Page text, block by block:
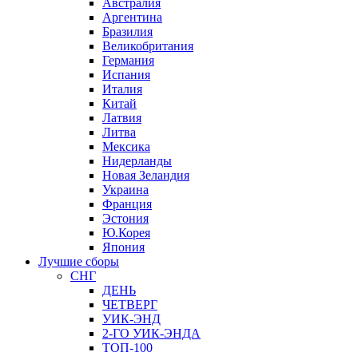
Аргентина
Бразилия
Великобритания
Германия
Испания
Италия
Китай
Латвия
Литва
Мексика
Нидерланды
Новая Зеландия
Украина
Франция
Эстония
Ю.Корея
Япония
Лучшие сборы
СНГ
ДЕНЬ
ЧЕТВЕРГ
УИК-ЭНД
2-ГО УИК-ЭНДА
ТОП-100